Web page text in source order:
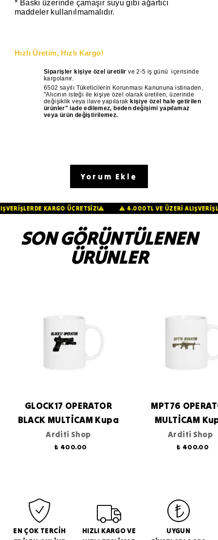
* Baskı üzerinde çamaşır suyu gibi ağartıcı
maddeler kullanılmamalıdır.
Hızlı Üretim, Hızlı Kargo!
Siparişler kişiye özel üretilir ve 2-5 iş günü içerisinde
kargolanır.
6502 sayılı Tüketicilerin Korunması Kanununa istinaden,
"Alıcının isteği ile kişiye özel olarak üretilen, üzerinde
değişiklik veya ilave yapılarak kişiye özel hale getirilen
ürünler" iade edilemez, beden değişimi yapılamaz
veya ürün değiştirilemez.
Yorum Ekle
KARGO ÜCRETSİZ!⚠️ ⚠️ 4.000TL VE ÜZERİ
SON GÖRÜNTÜLENEN
ÜRÜNLER
GLOCK17 OPERATOR
BLACK MULTİCAM Kupa
Arditi Shop
₺ 400.00
MPT76
MULTİCAM
Arditi Shop
₺ 400.00
EN ÇOK TERCİH
HIZLI KARGO VE
UYGUN